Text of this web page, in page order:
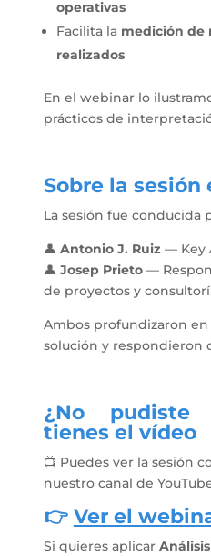
operativas
Facilita la medición de
realizados
En el webinar lo
prácticos de
Sobre la sesión
La sesión fue conducida
👤 Antonio J. Ruiz— Key
👤 Josep Prieto—
de proyectos y
Ambos profundizaron
solución y respondieron
¿No pudiste
tienes el vídeo
📺 Puedes ver la sesión
nuestro canal de
👉 Ver el
Si quieres aplicar